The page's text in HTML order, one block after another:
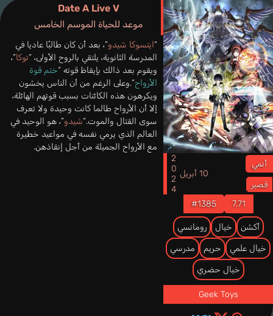
Date A Live V
موعد للحياة الموسم الخامس
أنمي
قصير
10 أبريل 2024
7.71
#1385
أكشن خيال رومانسي
خيال علمي حريم مدرسي
خيال حضري
Geek Toys
“ايتسوكا شيدو”، بعد أن كان طالبًا عاديا في
المدرسة الثانوية، يلتقي بالروح الأولى، “توكا”،
ويقوم بعد ذالك بإيقاظ قوته “ختم قوة
الأرواح”.وعلى الرغم من أن الناس يخشون
ويكرهون هذه الكائنات بسبب قوتهم الهائلة،
إلا أن الأرواح طالما كانت وحيدة ولا تعرف
سوى القتال والموت.“شيدو”، هو الوحيد في
العالم الذي يرمي نفسه في مواعيد خطيرة
مع الأرواح الجميلة من أجل إنقاذهن.